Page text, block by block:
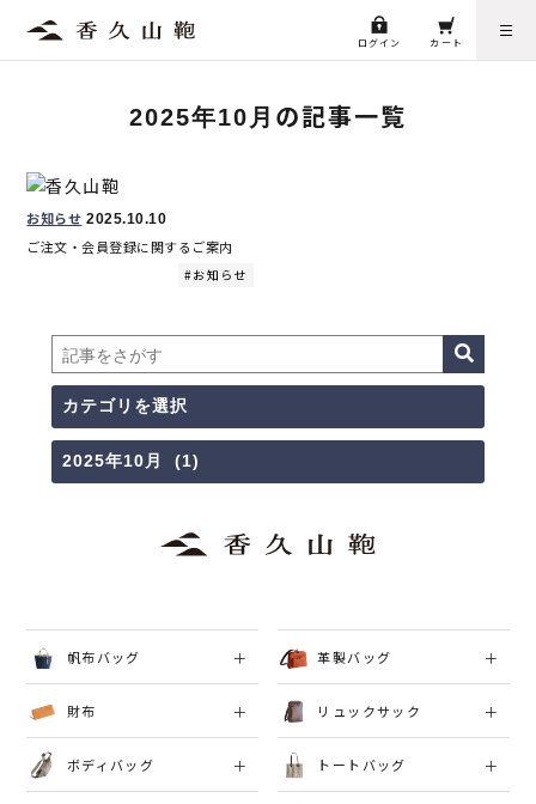
ログイン カート
2025年10月 の記事一覧
お知らせ 2025.10.10
ご注文・会員登録に関するご案内
お知らせ
帆布バッグ 革製バッグ
財布 リュックサック
ボディバッグ トートバッグ